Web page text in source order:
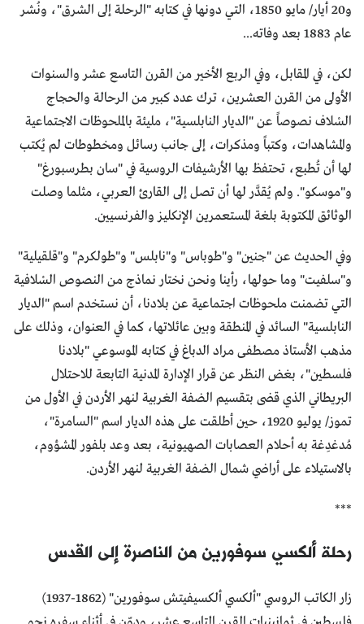
و20 أيار/ مايو 1850، التي دونها في كتابه "الرحلة إلى الشرق"، ونُشر
عام 1883 بعد وفاته...
لكن، في المقابل، وفي الربع الأخير من القرن التاسع عشر والسنوات
الأولى من القرن العشرين، ترك عدد كبير من الرحالة والحجاج
السْلاف نصوصاً عن "الديار النابلسية"، مليئة بالملحوظات الاجتماعية
والمشاهدات، وكتباً ومذكرات، إلى جانب رسائل ومخطوطات لم يُكتب
لها أن تُطبع، تحتفظ بها الأرشيفات الروسية في "سان بطرسبورغ"
و"موسكو". ولم يُقدَّر لها أن تصل إلى القارئ العربي، مثلما وصلت
الوثائق المكتوبة بلغة المستعمرين الإنكليز والفرنسيين.
وفي الحديث عن "جنين" و"طوباس" و"نابلس" و"طولكرم" و"قلقيلية"
و"سلفيت" وما حولها، رأينا ونحن نختار نماذج من النصوص السْلافية
التي تضمنت ملحوظات اجتماعية عن بلادنا، أن نستخدم اسم "الديار
النابلسية" السائد في المنطقة وبين عائلاتها، كما في العنوان، وذلك على
مذهب الأستاذ مصطفى مراد الدباغ في كتابه الموسوعي "بلادنا
فلسطين"، بغض النظر عن قرار الإدارة المدنية التابعة للاحتلال
البريطاني الذي قضى بتقسيم الضفة الغربية لنهر الأردن في الأول من
تموز/ يوليو 1920، حين أطلقت على هذه الديار اسم "السامرة"،
مُدغدِغة به أحلام العصابات الصهيونية، بعد وعد بلفور المشؤوم،
بالاستيلاء على أراضي شمال الضفة الغربية لنهر الأردن.
***
رحلة ألكسي سوفورين من الناصرة إلى القدس
زار الكاتب الروسي "ألكسي ألكسيفيتش سوفورين" (1862-1937)